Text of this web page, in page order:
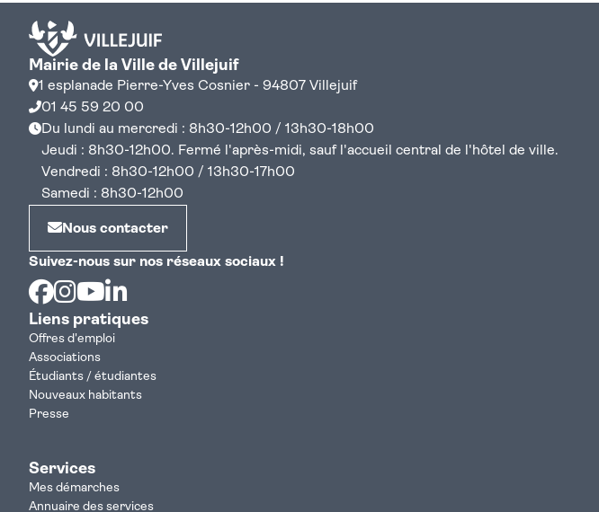
Mairie de la Ville de Villejuif
1 esplanade Pierre-Yves Cosnier - 94807 Villejuif
01 45 59 20 00
Du lundi au mercredi : 8h30-12h00 / 13h30-18h00
Jeudi : 8h30-12h00. Fermé l'après-midi, sauf l'accueil central de l'hôtel de ville.
Vendredi : 8h30-12h00 / 13h30-17h00
Samedi : 8h30-12h00
Nous contacter
Suivez-nous sur nos réseaux sociaux !
Facebook
Instagram
Youtube
Liens pratiques
Offres d'emploi
Associations
Étudiants / étudiantes
Nouveaux habitants
Presse
Services
Mes démarches
Annuaire des services